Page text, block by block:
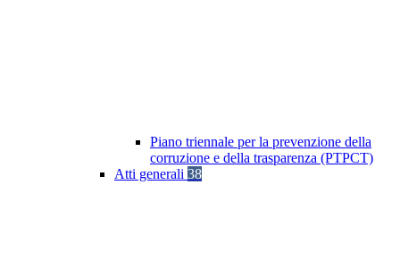
Piano triennale per la prevenzione della
corruzione e della trasparenza (PTPCT)
Atti generali 38